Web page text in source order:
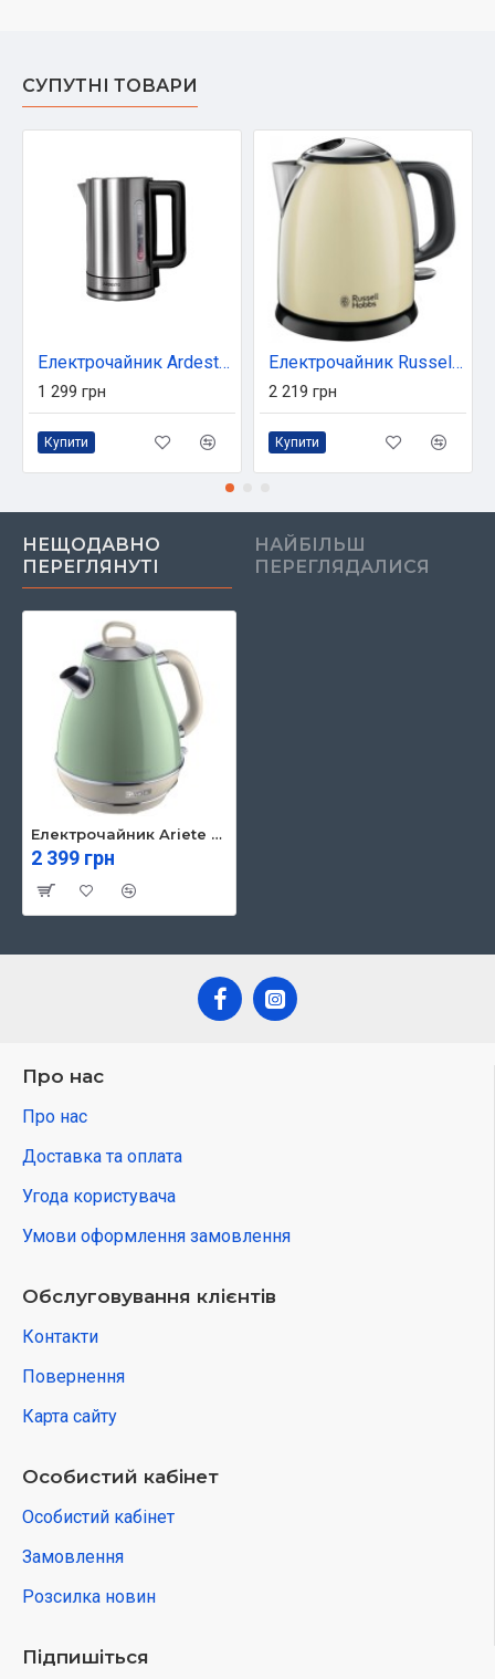
СУПУТНІ ТОВАРИ
Електрочайник Ardesto EKL-FD700SS
1 299 грн
Купити
Електрочайник Russell Hobbs Colours Plus Mini (24994-70)
2 219 грн
Купити
НЕЩОДАВНО
ПЕРЕГЛЯНУТІ
НАЙБІЛЬШ
ПЕРЕГЛЯДАЛИСЯ
Електрочайник Ariete 2869 GR
2 399 грн
Про нас
Про нас
Доставка та оплата
Угода користувача
Умови оформлення замовлення
Обслуговування клієнтів
Контакти
Повернення
Карта сайту
Особистий кабінет
Особистий кабінет
Замовлення
Розсилка новин
Підпишіться